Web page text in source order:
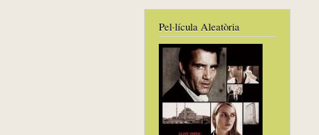
Pel·lícula Aleatòria